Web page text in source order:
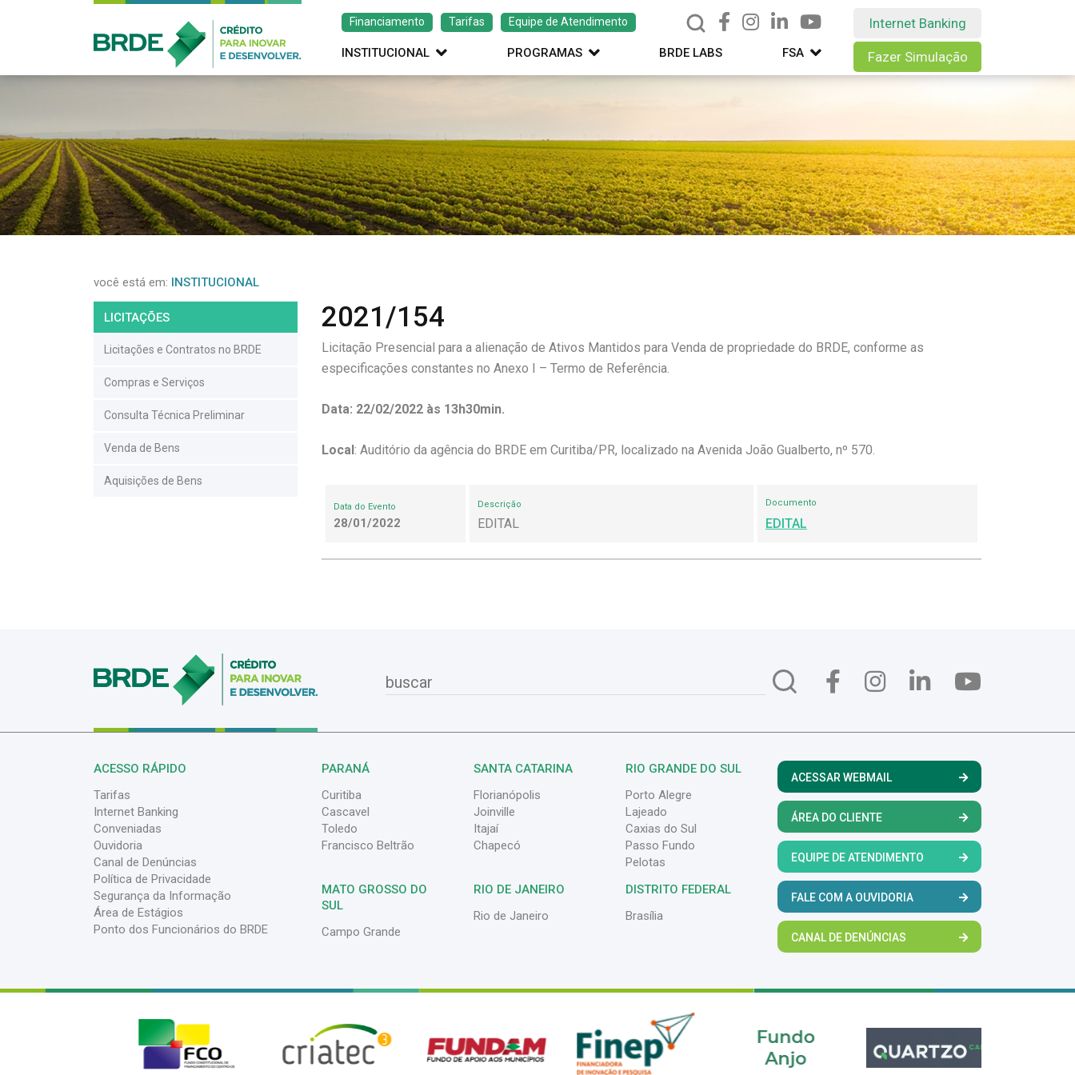
Financiamento Tarifas Equipe de Atendimento
INSTITUCIONAL PROGRAMAS BRDE LABS FSA
Internet Banking
Fazer Simulação
você está em: INSTITUCIONAL
LICITAÇÕES
Licitações e Contratos no BRDE
Compras e Serviços
Consulta Técnica Preliminar
Venda de Bens
Aquisições de Bens
2021/154
Licitação Presencial para a alienação de Ativos Mantidos para Venda de propriedade do BRDE, conforme as
especificações constantes no Anexo I – Termo de Referência.
Data: 22/02/2022 às 13h30min.
Local: Auditório da agência do BRDE em Curitiba/PR, localizado na Avenida João Gualberto, nº 570.
Data do Evento
28/01/2022
Descrição
EDITAL
Documento
EDITAL
ACESSO RÁPIDO
Tarifas
Internet Banking
Conveniadas
Ouvidoria
Canal de Denúncias
Política de Privacidade
Segurança da Informação
Área de Estágios
Ponto dos Funcionários do BRDE
PARANÁ
Curitiba
Cascavel
Toledo
Francisco Beltrão
SANTA CATARINA
Florianópolis
Joinville
Itajaí
Chapecó
RIO GRANDE DO SUL
Porto Alegre
Lajeado
Caxias do Sul
Passo Fundo
Pelotas
MATO GROSSO DO
SUL
Campo Grande
RIO DE JANEIRO
Rio de Janeiro
DISTRITO FEDERAL
Brasília
ACESSAR WEBMAIL
ÁREA DO CLIENTE
EQUIPE DE ATENDIMENTO
FALE COM A OUVIDORIA
CANAL DE DENÚNCIAS